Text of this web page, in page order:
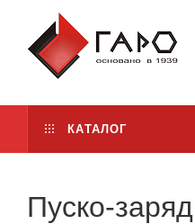
КАТАЛОГ
Пуско-